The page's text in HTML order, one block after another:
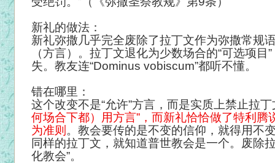
新礼的做法：
新礼弥撒几乎完全废除了拉丁文作为弥撒常规
（方言）。拉丁文退化为少数场合的“可选项
失。教友连“Dominus vobiscum”都听不懂。
错在哪里：
这个改变不是“允许”方言，而是实质上禁止拉丁
何场合下都）用方言”，而新礼恰恰做了特利
为准则 。教会要传的是不变的信仰，就得用不
同样的拉丁文，就知道普世教会是一个。废除
化教会”。